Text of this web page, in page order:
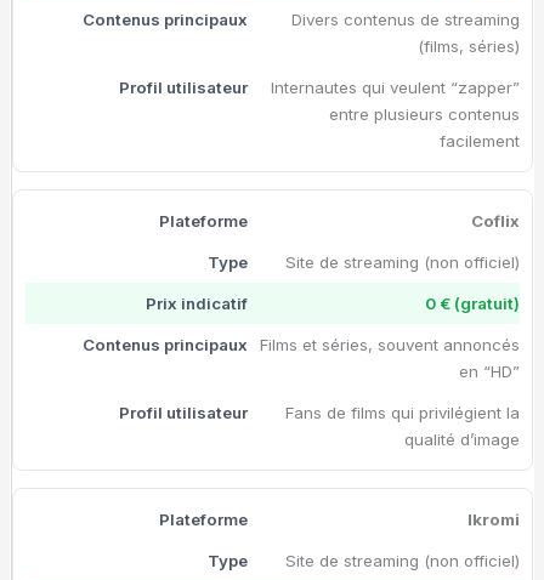
Divers contenus de streaming
(films, séries)
Internautes qui veulent “zapper”
entre plusieurs contenus
facilement
Coflix
Site de streaming (non officiel)
0 € (gratuit)
Films et séries, souvent annoncés
en “HD”
Fans de films qui privilégient la
qualité d’image
Ikromi
Site de streaming (non officiel)